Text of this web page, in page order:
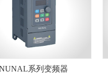
系列变频器